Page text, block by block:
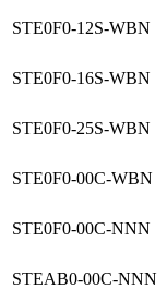
STE0F0-12S-WBN
STE0F0-16S-WBN
STE0F0-25S-WBN
STE0F0-00C-WBN
STE0F0-00C-NNN
STEAB0-00C-NNN